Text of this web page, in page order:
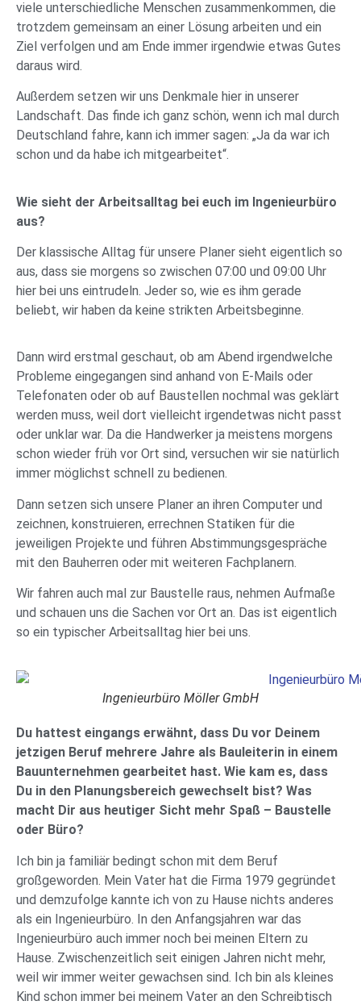
viele unterschiedliche Menschen zusammenkommen, die
trotzdem gemeinsam an einer Lösung arbeiten und ein
Ziel verfolgen und am Ende immer irgendwie etwas Gutes
daraus wird.
Außerdem setzen wir uns Denkmale hier in unserer
Landschaft. Das finde ich ganz schön, wenn ich mal durch
Deutschland fahre, kann ich immer sagen: „Ja da war ich
schon und da habe ich mitgearbeitet“.
Wie sieht der Arbeitsalltag bei euch im Ingenieurbüro
aus?
Der klassische Alltag für unsere Planer sieht eigentlich so
aus, dass sie morgens so zwischen 07:00 und 09:00 Uhr
hier bei uns eintrudeln. Jeder so, wie es ihm gerade
beliebt, wir haben da keine strikten Arbeitsbeginne.
Dann wird erstmal geschaut, ob am Abend irgendwelche
Probleme eingegangen sind anhand von E-Mails oder
Telefonaten oder ob auf Baustellen nochmal was geklärt
werden muss, weil dort vielleicht irgendetwas nicht passt
oder unklar war. Da die Handwerker ja meistens morgens
schon wieder früh vor Ort sind, versuchen wir sie natürlich
immer möglichst schnell zu bedienen.
Dann setzen sich unsere Planer an ihren Computer und
zeichnen, konstruieren, errechnen Statiken für die
jeweiligen Projekte und führen Abstimmungsgespräche
mit den Bauherren oder mit weiteren Fachplanern.
Wir fahren auch mal zur Baustelle raus, nehmen Aufmaße
und schauen uns die Sachen vor Ort an. Das ist eigentlich
so ein typischer Arbeitsalltag hier bei uns.
Ingenieurbüro Möller GmbH
Du hattest eingangs erwähnt, dass Du vor Deinem
jetzigen Beruf mehrere Jahre als Bauleiterin in einem
Bauunternehmen gearbeitet hast. Wie kam es, dass
Du in den Planungsbereich gewechselt bist? Was
macht Dir aus heutiger Sicht mehr Spaß – Baustelle
oder Büro?
Ich bin ja familiär bedingt schon mit dem Beruf
großgeworden. Mein Vater hat die Firma 1979 gegründet
und demzufolge kannte ich von zu Hause nichts anderes
als ein Ingenieurbüro. In den Anfangsjahren war das
Ingenieurbüro auch immer noch bei meinen Eltern zu
Hause. Zwischenzeitlich seit einigen Jahren nicht mehr,
weil wir immer weiter gewachsen sind. Ich bin als kleines
Kind schon immer bei meinem Vater an den Schreibtisch